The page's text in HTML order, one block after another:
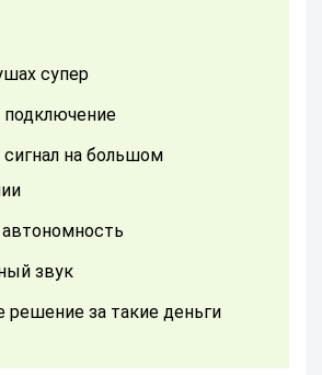
супер
подключение
автономность
звук
решение за такие деньги